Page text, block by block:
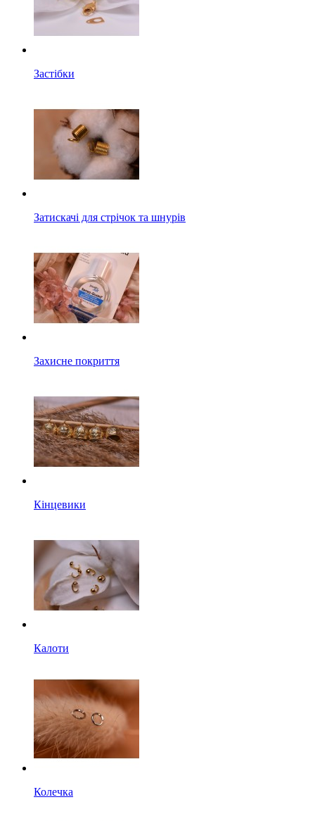
Застібки
Затискачі для стрічок та шнурів
Захисне покриття
Кінцевики
Калоти
Колечка